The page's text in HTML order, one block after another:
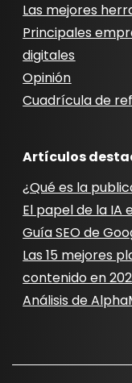
Las mejores
Principales
digitales
Opinión
Cuadrícula de
Artículos
¿Qué es la
El papel de la IA
Guía SEO de
Las 15 mejores
contenido en
Análisis de